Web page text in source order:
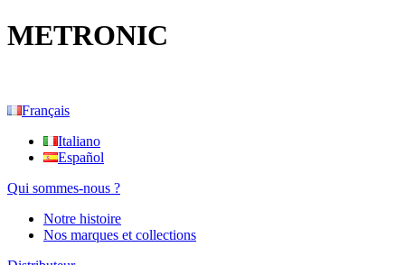
METRONIC
Français
Italiano
Español
Qui sommes-nous ?
Notre histoire
Nos marques et collections